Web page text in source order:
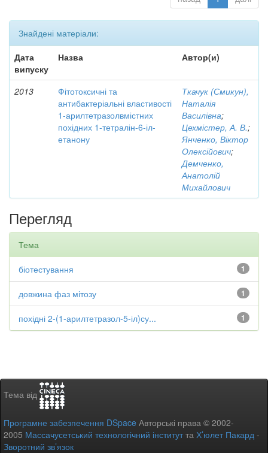
Знайдені матеріали:
Дата
випуску
Назва Автор(и)
2013
Фітотоксичні та
антибактеріальні властивості
1-арилтетразолвмістних
похідних 1-тетралін-6-іл-
етанону
Ткачук (Смикун),
Наталія
Василівна;
Цехмістер, А. В.;
Янченко, Віктор
Олексійович;
Демченко,
Анатолій
Михайлович
Перегляд
Тема
1
біотестування
1
довжина фаз мітозу
1
похідні 2-(1-арилтетразол-5-іл)су...
Тема від
Програмне забезпечення DSpace Авторські права © 2002-
2005 Массачусетський технологічний інститутта Х’юлет Пакард -
Зворотний зв’язок